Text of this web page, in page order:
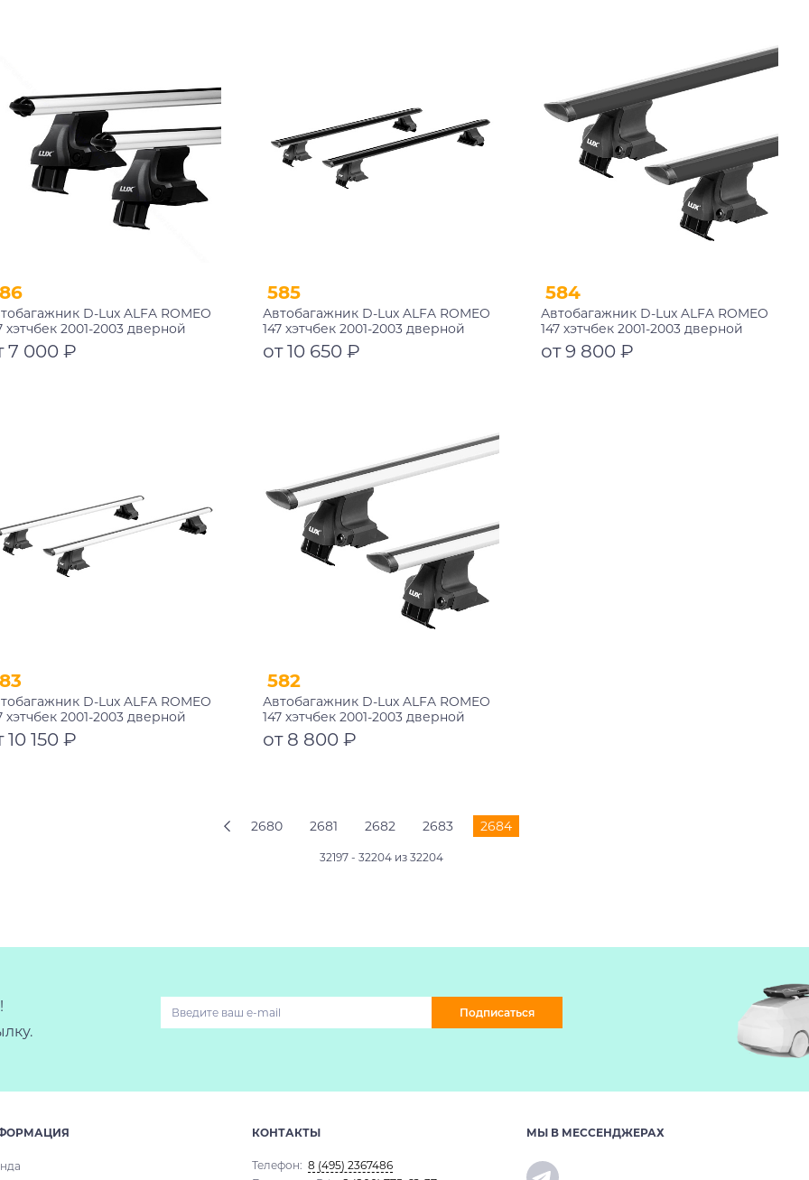
D-Lux ALFA ROMEO
хэтчбек 2001-2003 дверной
аэродинамический
7 000 ₽
585
Автобагажник D-Lux ALFA ROMEO
147 хэтчбек 2001-2003 дверной
проем аэро-трэвэл черный с
замком
от 10 650 ₽
584
Автобагажник D-Lux ALFA ROMEO
147 хэтчбек 2001-2003 дверной
проем аэро-трэвэл черный
от 9 800 ₽
D-Lux ALFA ROMEO
хэтчбек 2001-2003 дверной
аэро-трэвэл с замком
10 150 ₽
582
Автобагажник D-Lux ALFA ROMEO
147 хэтчбек 2001-2003 дверной
проем аэро-трэвэл
от 8 800 ₽
2680 2681 2682 2683 2684
32197 - 32204 из 32204
Подписаться
КОНТАКТЫ
Телефон: 8 (495) 2367486
МЫ В МЕССЕНДЖЕРАХ